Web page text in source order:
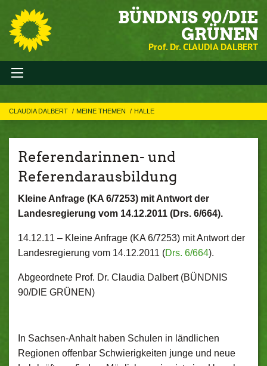
BÜNDNIS 90/DIE
GRÜNEN
Prof. Dr. CLAUDIA DALBERT
CLAUDIA DALBERT MEINE THEMEN HALLE
Referendarinnen- und
Referendarausbildung
Kleine Anfrage (KA 6/7253) mit Antwort der
Landesregierung vom 14.12.2011 (Drs. 6/664).
14.12.11 – Kleine Anfrage (KA 6/7253) mit Antwort der
Landesregierung vom 14.12.2011 (Drs. 6/664).
Abgeordnete Prof. Dr. Claudia Dalbert (BÜNDNIS
90/DIE GRÜNEN)
In Sachsen-Anhalt haben Schulen in ländlichen
Regionen offenbar Schwierigkeiten junge und neue